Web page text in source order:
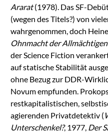
Ararat(1978). Das SF-
(wegen des Titels?) von
wahrgenommen, doch
Ohnmacht der Allmächtigen
der Science Fiction
auf statische Stabilität
ohne Bezug zur DDR-
Novum empfunden.
restkapitalistischen,
agierenden Privatdetektiv (
Unterschenkel?, 1977, Der